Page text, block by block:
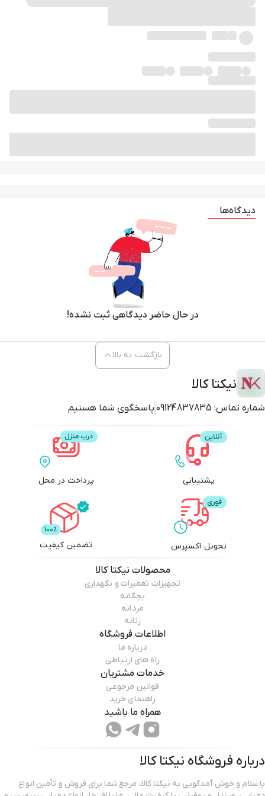
دیدگاه‌ها
در حال حاضر دیدگاهی ثبت نشده!
نیکتا کالا
شماره تماس: 09124837835 پاسخگوی شما هستیم
بازگشت به بالا
پشتیبانی پرداخت در محل
تحویل اکسپرس تضمین کیفیت
محصولات نیکتا کالا
تجهیزات تعمیرات و نگهداری
بچگانه
مردانه
زنانه
اطلاعات فروشگاه
درباره ما
راه های ارتباطی
خدمات مشتریان
قوانین مرجوعی
راهنمای خرید
همراه ما باشید
درباره فروشگاه نیکتا کالا
با سلام و خوش آمدگویی به نیکتا کالا، مرجع شما برای فروش و تأمین انواع